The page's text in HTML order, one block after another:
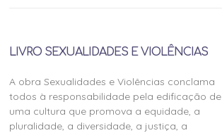
LIVRO SEXUALIDADES E VIOLÊNCIAS
A obra Sexualidades e Violências conclama
todos à responsabilidade pela edificação de
uma cultura que promova a equidade, a
pluralidade, a diversidade, a justiça, a